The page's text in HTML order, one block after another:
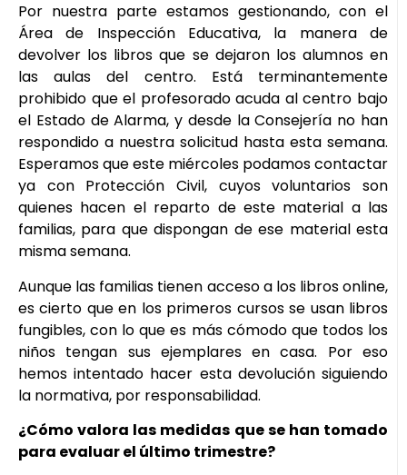
Por nuestra parte estamos gestionando, con el
Área de Inspección Educativa, la manera de
devolver los libros que se dejaron los alumnos en
las aulas del centro. Está terminantemente
prohibido que el profesorado acuda al centro bajo
el Estado de Alarma, y desde la Consejería no han
respondido a nuestra solicitud hasta esta semana.
Esperamos que este miércoles podamos contactar
ya con Protección Civil, cuyos voluntarios son
quienes hacen el reparto de este material a las
familias, para que dispongan de ese material esta
misma semana.
Aunque las familias tienen acceso a los libros online,
es cierto que en los primeros cursos se usan libros
fungibles, con lo que es más cómodo que todos los
niños tengan sus ejemplares en casa. Por eso
hemos intentado hacer esta devolución siguiendo
la normativa, por responsabilidad.
¿Cómo valora las medidas que se han tomado
para evaluar el último trimestre?